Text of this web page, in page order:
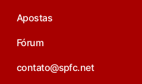
Apostas
Fórum
contato@spfc.net